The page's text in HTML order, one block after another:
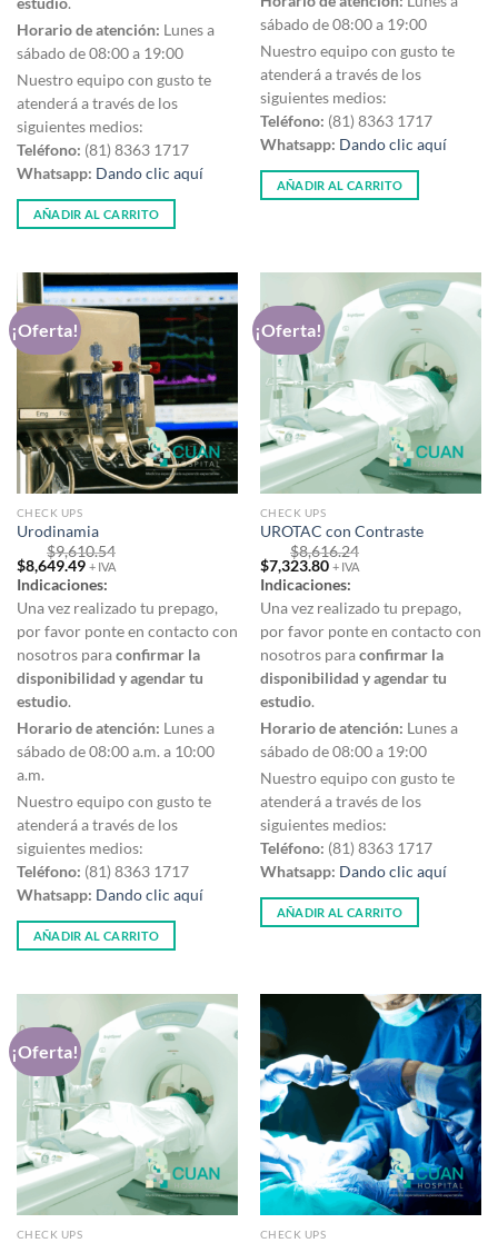
estudio.
Horario de atención: Lunes a
sábado de 08:00 a 19:00
Nuestro equipo con gusto te
atenderá a través de los
siguientes medios:
Teléfono: (81) 8363 1717
Whatsapp: Dando clic aquí
AÑADIR AL CARRITO
sábado de 08:00 a 19:00
Nuestro equipo con gusto te
atenderá a través de los
siguientes medios:
Teléfono: (81) 8363 1717
Whatsapp: Dando clic aquí
AÑADIR AL CARRITO
¡Oferta!
CHECK UPS
Urodinamia
$9,610.54
Original
price
was:
$9,610.54.
$8,649.49Current
price
is:
$8,649.49.
+ IVA
Indicaciones:
Una vez realizado tu prepago,
por favor ponte en contacto con
nosotros paraconfirmar la
disponibilidad y agendar tu
estudio.
Horario de atención: Lunes a
sábado de 08:00 a.m. a 10:00
a.m.
Nuestro equipo con gusto te
atenderá a través de los
siguientes medios:
Teléfono: (81) 8363 1717
Whatsapp: Dando clic aquí
AÑADIR AL CARRITO
¡Oferta!
CHECK UPS
UROTAC con Contraste
$8,616.24
Original
price
was:
$8,616.24.
$7,323.80Current
price
is:
$7,323.80.
+ IVA
Indicaciones:
Una vez realizado tu prepago,
por favor ponte en contacto con
nosotros paraconfirmar la
disponibilidad y agendar tu
estudio.
Horario de atención: Lunes a
sábado de 08:00 a 19:00
Nuestro equipo con gusto te
atenderá a través de los
siguientes medios:
Teléfono: (81) 8363 1717
Whatsapp: Dando clic aquí
AÑADIR AL CARRITO
¡Oferta!
CHECK UPS CHECK UPS